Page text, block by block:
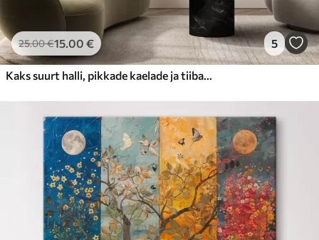
25.00€15.00 € 5
Kaks suurt halli, pikkade kaelade ja tiibadega kraanat, mis seisavad puudest ümbritsetud udujärves